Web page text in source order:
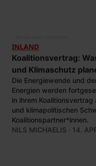
INLAND
Koalitionsvertrag:
und Klimaschutz
Die Energiewende und
Energien werden
in ihrem
und klimapolitischen
Koalitionspartner*innen.
NILS MICHAELIS · 14.